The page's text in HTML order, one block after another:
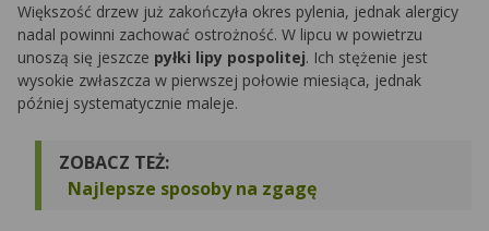
Większość drzew już zakończyła okres pylenia, jednak alergicy
nadal powinni zachować ostrożność. W lipcu w powietrzu
unoszą się jeszcze pyłki lipy pospolitej. Ich stężenie jest
wysokie zwłaszcza w pierwszej połowie miesiąca, jednak
później systematycznie maleje.
ZOBACZ TEŻ:
Najlepsze sposoby na zgagę